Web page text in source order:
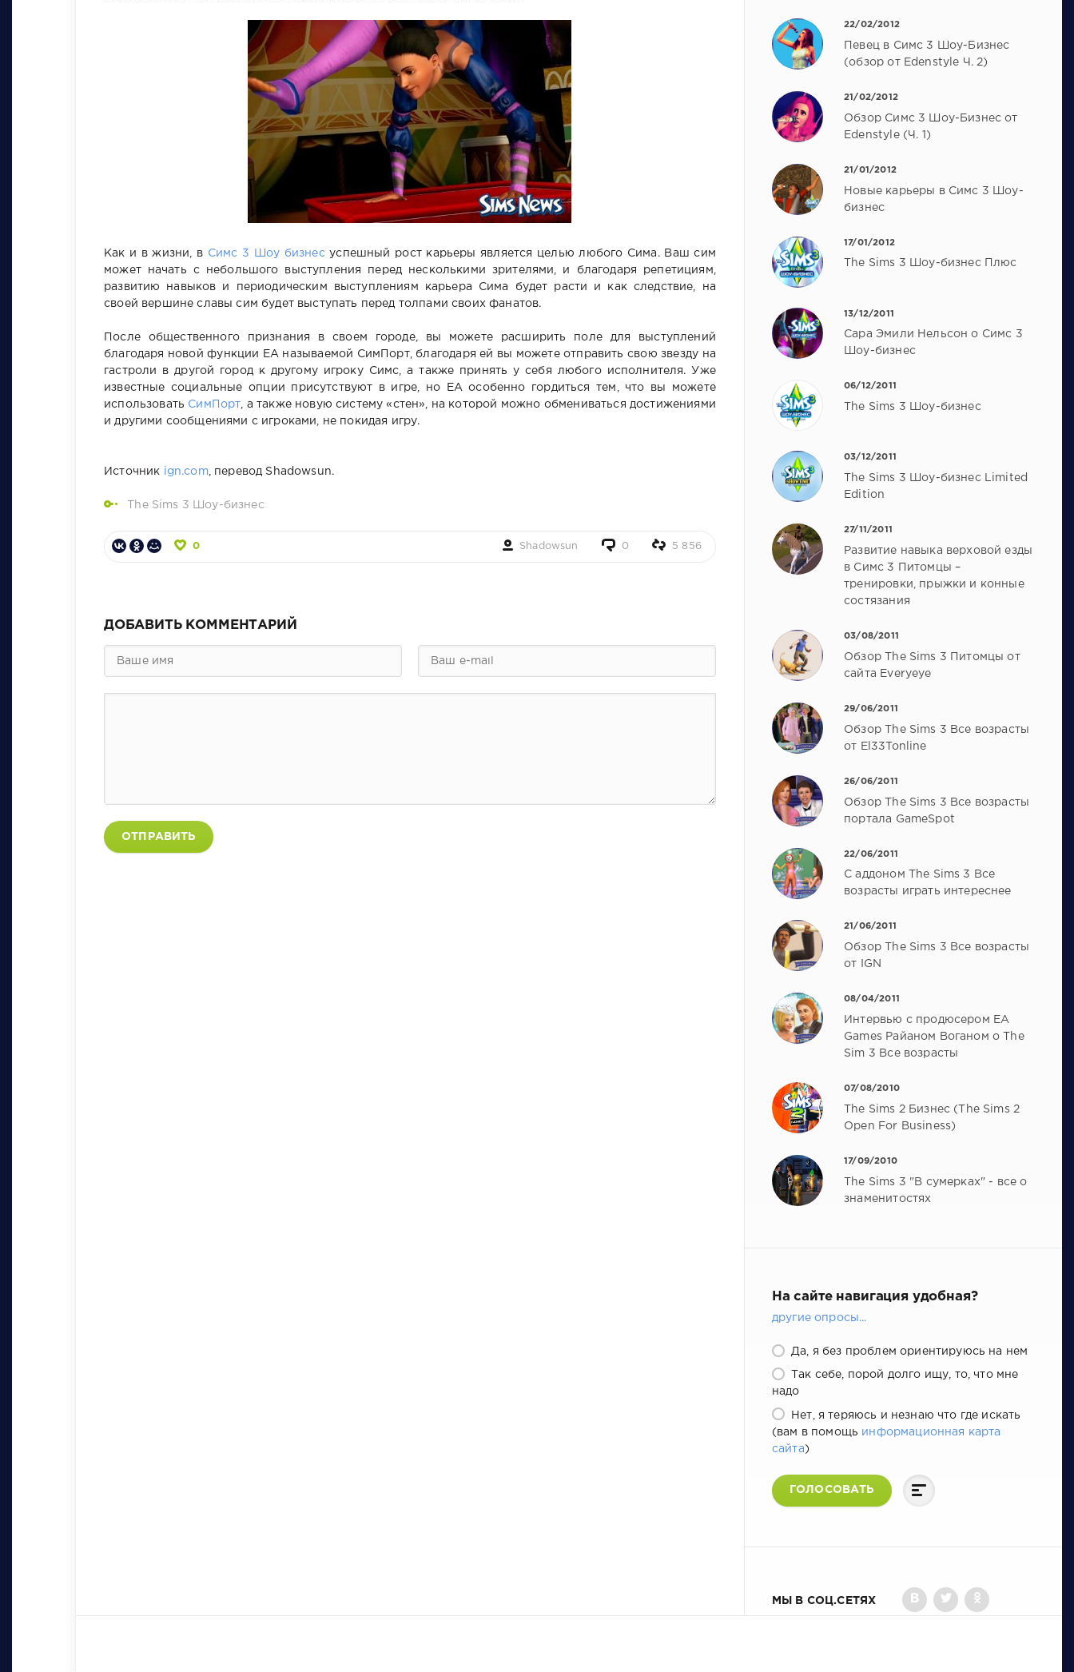
Как и в жизни, в Симс 3 Шоу бизнесуспешный рост карьеры является целью любого Сима. Ваш сим
может начать с небольшого выступления перед несколькими зрителями, и благодаря репетициям,
развитию навыков и периодическим выступлениям карьера Сима будет расти и как следствие, на
своей вершине славы сим будет выступать перед толпами своих фанатов.
После общественного признания в своем городе, вы можете расширить поле для выступлений
благодаря новой функции ЕА называемой СимПорт, благодаря ей вы можете отправить свою звезду на
гастроли в другой город к другому игроку Симс, а также принять у себя любого исполнителя. Уже
известные социальные опции присутствуют в игре, но ЕА особенно гордиться тем, что вы можете
использовать СимПорт , а также новую систему «стен», на которой можно обмениваться достижениями
и другими сообщениями с игроками, не покидая игру.
Источник ign.com, перевод Shadowsun.
The Sims 3 Шоу-бизнес
0 Shadowsun 0 5 856
ДОБАВИТЬ КОММЕНТАРИЙ
ОТПРАВИТЬ
22/02/2012
Певец в Симс 3 Шоу-Бизнес
(обзор от Edenstyle Ч. 2)
21/02/2012
Обзор Симс 3 Шоу-Бизнес от
Edenstyle (Ч. 1)
21/01/2012
Новые карьеры в Симс 3 Шоу-
бизнес
17/01/2012
The Sims 3 Шоу-бизнес Плюс
13/12/2011
Сара Эмили Нельсон о Симс 3
Шоу-бизнес
06/12/2011
The Sims 3 Шоу-бизнес
03/12/2011
The Sims 3 Шоу-бизнес Limited
Edition
27/11/2011
Развитие навыка верховой езды
в Симс 3 Питомцы –
тренировки, прыжки и конные
состязания
03/08/2011
Обзор The Sims 3 Питомцы от
сайта Everyeye
29/06/2011
Обзор The Sims 3 Все возрасты
от El33Tonline
26/06/2011
Обзор The Sims 3 Все возрасты
портала GameSpot
22/06/2011
С аддоном The Sims 3 Все
возрасты играть интереснее
21/06/2011
Обзор The Sims 3 Все возрасты
от IGN
08/04/2011
Интервью с продюсером EA
Games Райаном Воганом о The
Sim 3 Все возрасты
07/08/2010
The Sims 2 Бизнес (The Sims 2
Open For Business)
17/09/2010
The Sims 3 "В сумерках" - все о
знаменитостях
На сайте навигация удобная?
другие опросы...
Да, я без проблем ориентируюсь на нем
Так себе, порой долго ищу, то, что мне
надо
Нет, я теряюсь и незнаю что где искать
(вам в помощь информационная карта
сайта)
ГОЛОСОВАТЬ
МЫ В СОЦ.СЕТЯХ